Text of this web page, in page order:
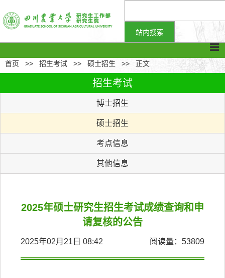
首页 >> 招生考试 >> 硕士招生 >> 正文
招生考试
博士招生
硕士招生
考点信息
其他信息
2025年硕士研究生招生考试成绩查询和申
请复核的公告
2025年02月21日 08:42 阅读量： 53809